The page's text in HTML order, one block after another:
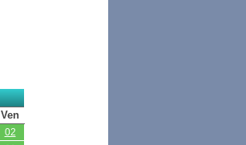
Ven
02